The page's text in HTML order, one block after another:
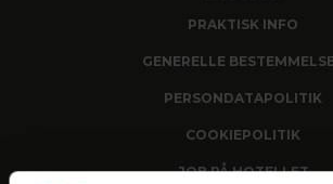
PRAKTISK INFO
GENERELLE
PERSONDATAPOLITIK
COOKIEPOLITIK
JOB PÅ HOTELLET